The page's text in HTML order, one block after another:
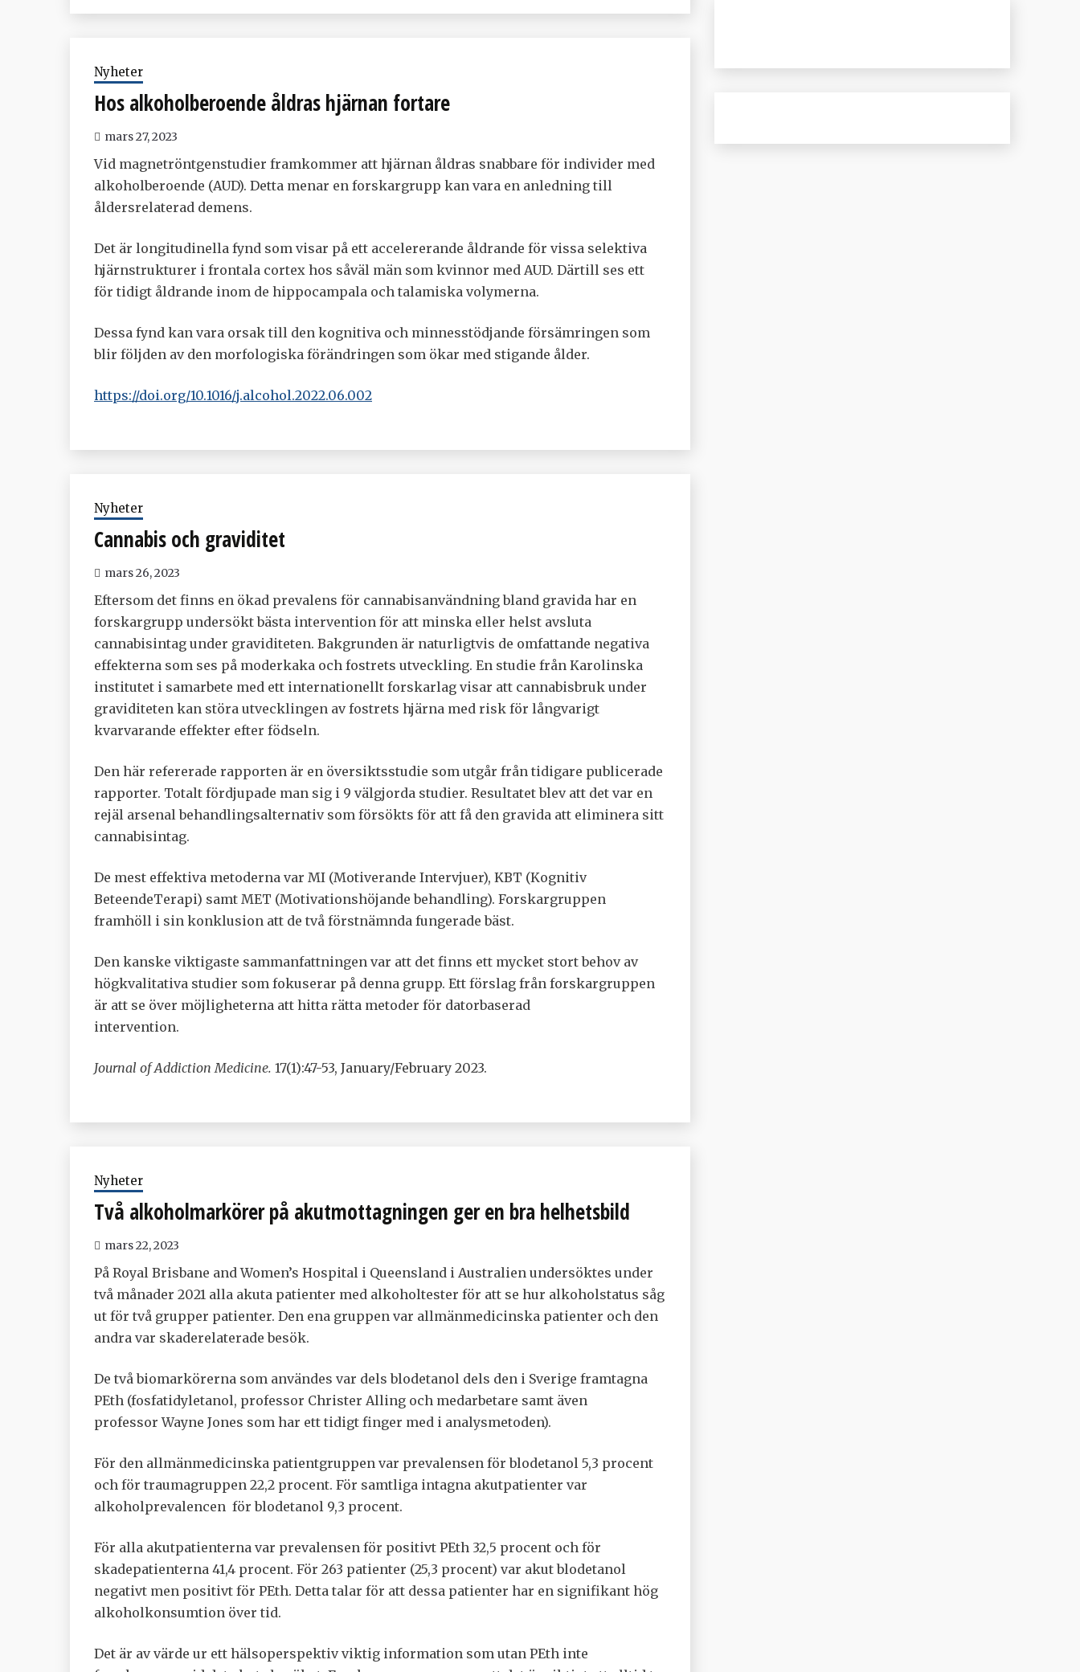
Nyheter
Hos alkoholberoende åldras hjärnan fortare
mars 27, 2023
Vid magnetröntgenstudier framkommer att hjärnan åldras snabbare för individer med
alkoholberoende (AUD). Detta menar en forskargrupp kan vara en anledning till
åldersrelaterad demens.
Det är longitudinella fynd som visar på ett accelererande åldrande för vissa selektiva
hjärnstrukturer i frontala cortex hos såväl män som kvinnor med AUD. Därtill ses ett
för tidigt åldrande inom de hippocampala och talamiska volymerna.
Dessa fynd kan vara orsak till den kognitiva och minnesstödjande försämringen som
blir följden av den morfologiska förändringen som ökar med stigande ålder.
https://doi.org/10.1016/j.alcohol.2022.06.002
Nyheter
Cannabis och graviditet
mars 26, 2023
Eftersom det finns en ökad prevalens för cannabisanvändning bland gravida har en
forskargrupp undersökt bästa intervention för att minska eller helst avsluta
cannabisintag under graviditeten. Bakgrunden är naturligtvis de omfattande negativa
effekterna som ses på moderkaka och fostrets utveckling. En studie från Karolinska
institutet i samarbete med ett internationellt forskarlag visar att cannabisbruk under
graviditeten kan störa utvecklingen av fostrets hjärna med risk för långvarigt
kvarvarande effekter efter födseln.
Den här refererade rapporten är en översiktsstudie som utgår från tidigare publicerade
rapporter. Totalt fördjupade man sig i 9 välgjorda studier. Resultatet blev att det var en
rejäl arsenal behandlingsalternativ som försökts för att få den gravida att eliminera sitt
cannabisintag.
De mest effektiva metoderna var MI (Motiverande Intervjuer), KBT (Kognitiv
BeteendeTerapi) samt MET (Motivationshöjande behandling). Forskargruppen
framhöll i sin konklusion att de två förstnämnda fungerade bäst.
Den kanske viktigaste sammanfattningen var att det finns ett mycket stort behov av
högkvalitativa studier som fokuserar på denna grupp. Ett förslag från forskargruppen
är att se över möjligheterna att hitta rätta metoder för datorbaserad
intervention.
Journal of Addiction Medicine. 17(1):47-53, January/February 2023.
Nyheter
Två alkoholmarkörer på akutmottagningen ger en bra helhetsbild
mars 22, 2023
På Royal Brisbane and Women’s Hospital i Queensland i Australien undersöktes under
två månader 2021 alla akuta patienter med alkoholtester för att se hur alkoholstatus såg
ut för två grupper patienter. Den ena gruppen var allmänmedicinska patienter och den
andra var skaderelaterade besök.
De två biomarkörerna som användes var dels blodetanol dels den i Sverige framtagna
PEth (fosfatidyletanol, professor Christer Alling och medarbetare samt även
professor Wayne Jones som har ett tidigt finger med i analysmetoden).
För den allmänmedicinska patientgruppen var prevalensen för blodetanol 5,3 procent
och för traumagruppen 22,2 procent. För samtliga intagna akutpatienter var
alkoholprevalencen för blodetanol 9,3 procent.
För alla akutpatienterna var prevalensen för positivt PEth 32,5 procent och för
skadepatienterna 41,4 procent. För 263 patienter (25,3 procent) var akut blodetanol
negativt men positivt för PEth. Detta talar för att dessa patienter har en signifikant hög
alkoholkonsumtion över tid.
Det är av värde ur ett hälsoperspektiv viktig information som utan PEth inte